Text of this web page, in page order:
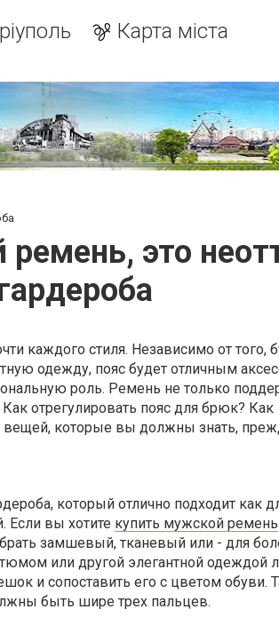
Карта міста
это
каждого стиля. Независимо от того,
одежду, пояс будет отличным
роль. Ремень не только
отрегулировать пояс для брюк? Как
вещей, которые вы должны знать,
который отлично подходит как
Если вы хотите купить мужской ремень
замшевый, тканевый или - для
или другой элегантной одеждой
и сопоставить его с цветом обуви.
быть шире трех пальцев.